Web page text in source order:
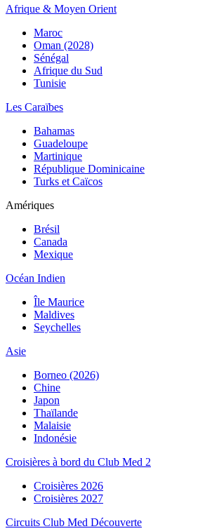
Afrique & Moyen Orient
Maroc
Oman (2028)
Sénégal
Afrique du Sud
Tunisie
Les Caraïbes
Bahamas
Guadeloupe
Martinique
République Dominicaine
Turks et Caïcos
Amériques
Brésil
Canada
Mexique
Océan Indien
Île Maurice
Maldives
Seychelles
Asie
Borneo (2026)
Chine
Japon
Thaïlande
Malaisie
Indonésie
Croisières à bord du Club Med 2
Croisières 2026
Croisières 2027
Circuits Club Med Découverte